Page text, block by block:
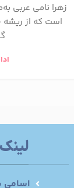
زهرا نامی عربی
است که از ریشه
اسامی